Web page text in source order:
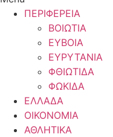
ΠΕΡΙΦΕΡΕΙΑ
ΒΟΙΩΤΙΑ
ΕΥΒΟΙΑ
ΕΥΡΥΤΑΝΙΑ
ΦΘΙΩΤΙΔΑ
ΦΩΚΙΔΑ
ΕΛΛΑΔΑ
ΟΙΚΟΝΟΜΙΑ
ΑΘΛΗΤΙΚΑ